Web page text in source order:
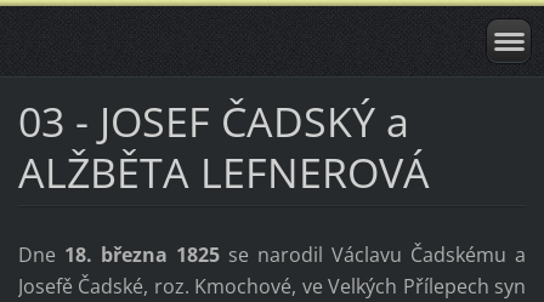
03 - JOSEF ČADSKÝ a
ALŽBĚTA LEFNEROVÁ
Dne 18. března 1825 se narodil Václavu Čadskému a
Josefě Čadské, roz. Kmochové, ve Velkých Přílepech syn